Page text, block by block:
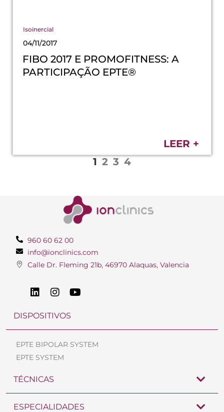
Isoinercial
04/11/2017
FIBO 2017 E PROMOFITNESS: A
PARTICIPAÇÃO EPTE®
LEER +
1 2 3 4
960 60 62 00
info@ionclinics.com
Calle Dr. Fleming 21b, 46970 Alaquas, Valencia
DISPOSITIVOS
EPTE BIPOLAR SYSTEM
EPTE SYSTEM
TÉCNICAS
ESPECIALIDADES